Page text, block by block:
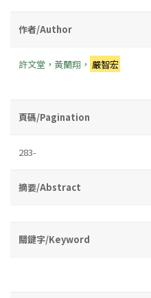
作者/Author
許文堂，黃蘭翔， 嚴智宏
頁碼/Pagination
283-
摘要/Abstract
關鍵字/Keyword